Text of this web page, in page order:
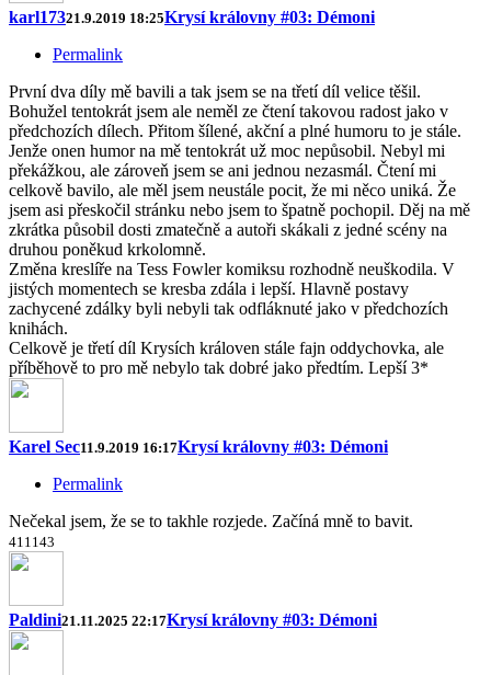
karl17321.9.2019 18:25Krysí královny #03: Démoni
Permalink
První dva díly mě bavili a tak jsem se na třetí díl velice těšil.
Bohužel tentokrát jsem ale neměl ze čtení takovou radost jako v
předchozích dílech. Přitom šílené, akční a plné humoru to je stále.
Jenže onen humor na mě tentokrát už moc nepůsobil. Nebyl mi
překážkou, ale zároveň jsem se ani jednou nezasmál. Čtení mi
celkově bavilo, ale měl jsem neustále pocit, že mi něco uniká. Že
jsem asi přeskočil stránku nebo jsem to špatně pochopil. Děj na mě
zkrátka působil dosti zmatečně a autoři skákali z jedné scény na
druhou poněkud krkolomně.
Změna kreslíře na Tess Fowler komiksu rozhodně neuškodila. V
jistých momentech se kresba zdála i lepší. Hlavně postavy
zachycené zdálky byli nebyli tak odfláknuté jako v předchozích
knihách.
Celkově je třetí díl Krysích královen stále fajn oddychovka, ale
příběhově to pro mě nebylo tak dobré jako předtím. Lepší 3*
Karel Sec11.9.2019 16:17Krysí královny #03: Démoni
Permalink
Nečekal jsem, že se to takhle rozjede. Začíná mně to bavit.
411143
Paldini21.11.2025 22:17Krysí královny #03: Démoni